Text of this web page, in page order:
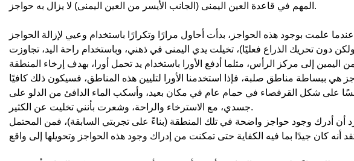
المهم في قاعدة العين اليمنى (الجانب الأيسر من العين اليمنى) لا يزال به حواجز.
دون تحريك الذراع فعليًا)، تخيلت يدي اليمنى في ذهني، وباستخدام راحة اليد، تجاوزت
على شكل القرفصاء في حمام عام في مكان بعيد، وأسكب الماء الدافئ من الدلو على
جسدي، مع الاسترخاء والراحة، وشعرت بأنني تخليت عن الكثير.
أن أدرك وجود حواجز واضحة في تلك المنطقة (بناءً على تجربتي السابقة)، فمن المحتمل